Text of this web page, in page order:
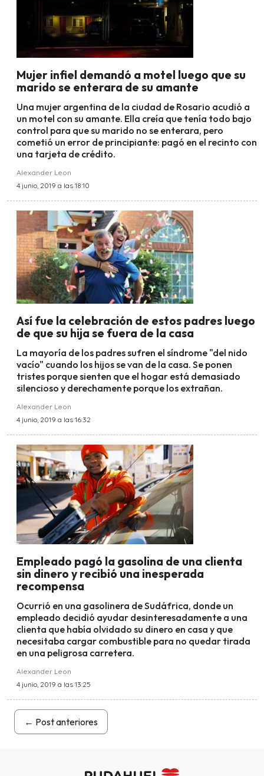
Mujer infiel demandó a motel luego que su
marido se enterara de su amante
Una mujer argentina de la ciudad de Rosario acudió a
un motel con su amante. Ella creía que tenía todo bajo
control para que su marido no se enterara, pero
cometió un error de principiante: pagó en el recinto con
una tarjeta de crédito.
Alexander Leon
4 junio, 2019 a las 18:10
Así fue la celebración de estos padres luego
de que su hija se fuera de la casa
La mayoría de los padres sufren el síndrome "del nido
vacío" cuando los hijos se van de la casa. Se ponen
tristes porque sienten que el hogar está demasiado
silencioso y derechamente porque los extrañan.
Alexander Leon
4 junio, 2019 a las 16:32
Empleado pagó la gasolina de una clienta
sin dinero y recibió una inesperada
recompensa
Ocurrió en una gasolinera de Sudáfrica, donde un
empleado decidió ayudar desinteresadamente a una
clienta que había olvidado su dinero en casa y que
necesitaba cargar combustible para no quedar tirada
en una peligrosa carretera.
Alexander Leon
4 junio, 2019 a las 13:25
← Post anteriores